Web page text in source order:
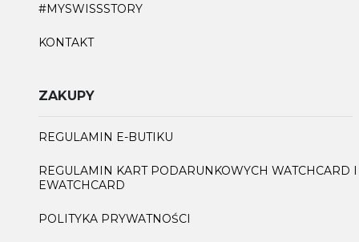
#MYSWISSSTORY
KONTAKT
ZAKUPY
REGULAMIN E-BUTIKU
REGULAMIN KART PODARUNKOWYCH WATCHCARD I
EWATCHCARD
POLITYKA PRYWATNOŚCI